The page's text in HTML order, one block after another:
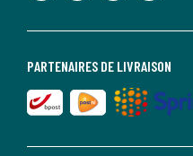
PARTENAIRES DE LIVRAISON